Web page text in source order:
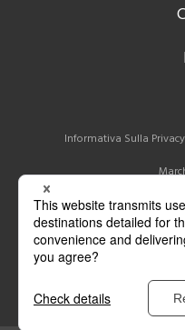
Informativa Sulla Privacy